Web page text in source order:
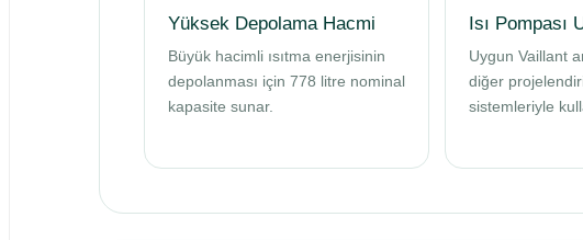
Yüksek Depolama Hacmi
Büyük hacimli ısıtma enerjisinin
depolanması için 778 litre nominal
kapasite sunar.
Isı Pompası
Uygun Vaillant
diğer
sistemleriyle